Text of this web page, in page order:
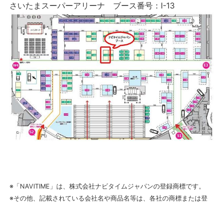
さいたまスーパーアリーナ ブース番号：I-13
※「NAVITIME」は、株式会社ナビタイムジャパンの登録商標です。
※その他、記載されている会社名や商品名等は、各社の商標または登